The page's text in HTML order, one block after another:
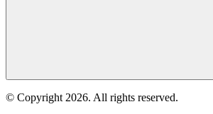
© Copyright 2026. All rights reserved.